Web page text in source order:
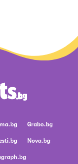
Grabo.bg
Nova.bg